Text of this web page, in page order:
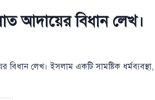
আদায়ের বিধান লেখ।
বিধান লেখ। ইসলাম একটি সামষ্টিক